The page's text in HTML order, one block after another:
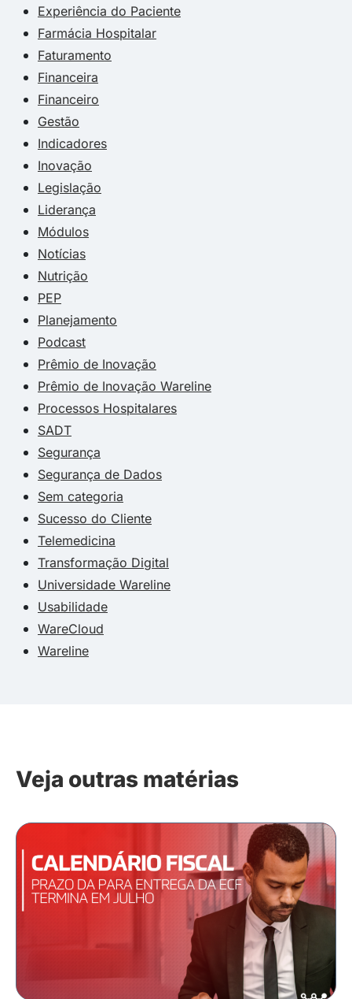
Experiência do Paciente
Farmácia Hospitalar
Faturamento
Financeira
Financeiro
Gestão
Indicadores
Inovação
Legislação
Liderança
Módulos
Notícias
Nutrição
PEP
Planejamento
Podcast
Prêmio de Inovação
Prêmio de Inovação Wareline
Processos Hospitalares
SADT
Segurança
Segurança de Dados
Sem categoria
Sucesso do Cliente
Telemedicina
Transformação Digital
Universidade Wareline
Usabilidade
WareCloud
Wareline
Veja outras matérias